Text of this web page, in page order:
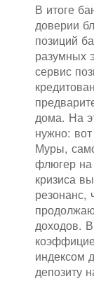
В итоге
доверии
позиций
разумных
сервис
дома. На
нужно:
Муры,
флюгер
кризиса
резонанс,
доходов.
индексом
депозиту